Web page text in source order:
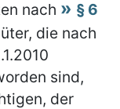
nach
§ 6
die nach
sind,
der